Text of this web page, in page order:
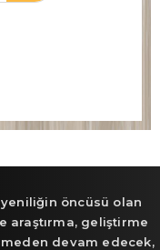
öncüsü olan
araştırma, geliştirme
devam edecek,